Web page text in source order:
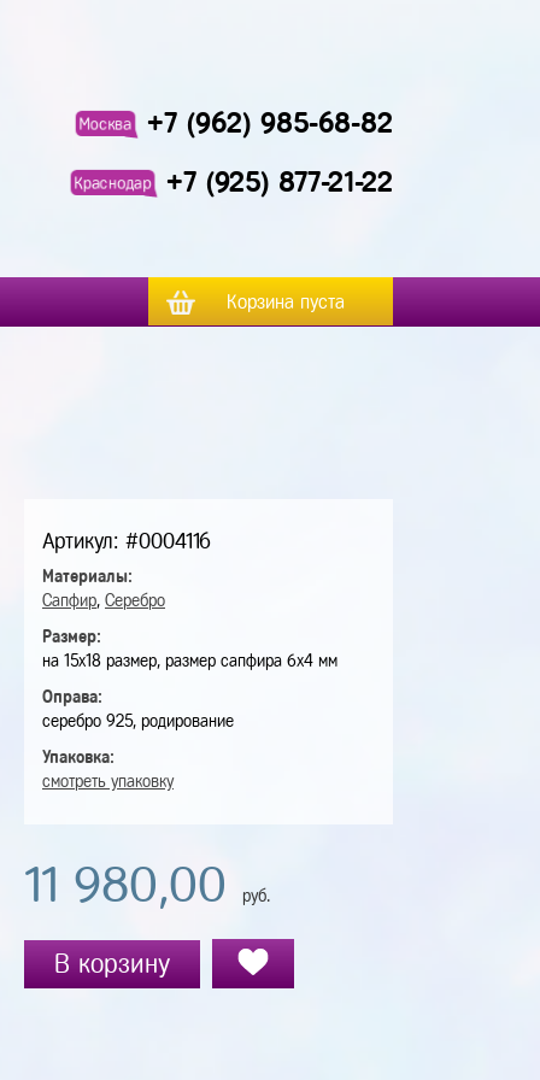
Москва +7 (962) 985-68-82
Краснодар +7 (925) 877-21-22
Корзина пуста
Артикул: #0004116
Материалы:
Сапфир, Серебро
Размер:
на 15х18 размер, размер сапфира 6х4 мм
Оправа:
серебро 925, родирование
Упаковка:
смотреть упаковку
11 980,00 руб.
В корзину